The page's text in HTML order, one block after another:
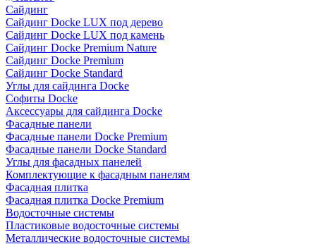
Сайдинг
Сайдинг Docke LUX под дерево
Сайдинг Docke LUX под камень
Сайдинг Docke Premium Nature
Сайдинг Docke Premium
Сайдинг Docke Standard
Углы для сайдинга Docke
Софиты Docke
Аксессуары для сайдинга Docke
Фасадные панели
Фасадные панели Docke Premium
Фасадные панели Docke Standard
Углы для фасадных панелей
Комплектующие к фасадным панелям
Фасадная плитка
Фасадная плитка Docke Premium
Водосточные системы
Пластиковые водосточные системы
Металлические водосточные системы